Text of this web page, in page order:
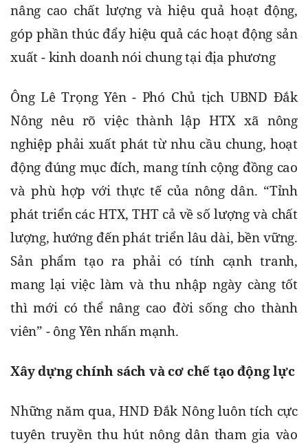
nâng cao chất lượng và hiệu quả hoạt động,
góp phần thúc đẩy hiệu quả các hoạt động sản
xuất - kinh doanh nói chung tại địa phương
Ông Lê Trọng Yên - Phó Chủ tịch UBND Đắk
Nông nêu rõ việc thành lập HTX xã nông
nghiệp phải xuất phát từ nhu cầu chung, hoạt
động đúng mục đích, mang tính cộng đồng cao
và phù hợp với thực tế của nông dân. “Tỉnh
phát triển các HTX, THT cả về số lượng và chất
lượng, hướng đến phát triển lâu dài, bền vững.
Sản phẩm tạo ra phải có tính cạnh tranh,
mang lại việc làm và thu nhập ngày càng tốt
thì mới có thể nâng cao đời sống cho thành
viên” - ông Yên nhấn mạnh.
Xây dựng chính sách và cơ chế tạo động lực
Những năm qua, HND Đắk Nông luôn tích cực
tuyên truyền thu hút nông dân tham gia vào